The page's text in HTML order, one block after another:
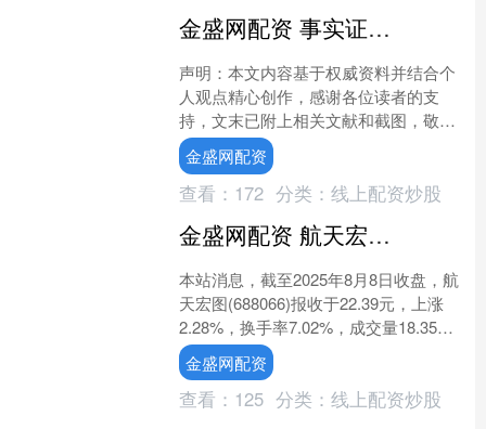
金盛网配资 事实证明，被传卖掉上亿豪宅移民美国的王刚，已经走上另一条大道_节目_藏家_班长
声明：本文内容基于权威资料并结合个
人观点精心创作，感谢各位读者的支
持，文末已附上相关文献和截图，敬请
知悉。 文丨招财 编辑丨快报 他，曾是
《铁齿铜牙纪晓岚》中的....
金盛网配资
查看： 172 分类： 线上配资炒股
金盛网配资 航天宏图（688066）8月8日主力资金净买入3892.30万元
本站消息，截至2025年8月8日收盘，航
天宏图(688066)报收于22.39元，上涨
2.28%，换手率7.02%，成交量18.35万
手，成交额4.08亿元。 ....
金盛网配资
查看： 125 分类： 线上配资炒股